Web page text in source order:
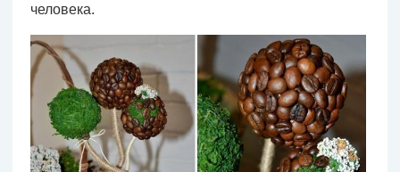
человека.